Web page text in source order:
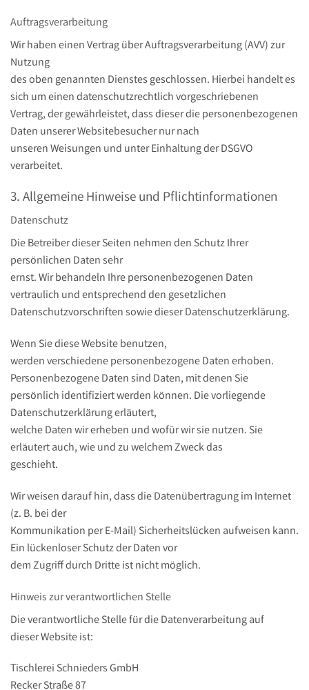
Auftragsverarbeitung
Wir haben einen Vertrag über Auftragsverarbeitung (AVV) zur
Nutzung
des oben genannten Dienstes geschlossen. Hierbei handelt es
sich um einen datenschutzrechtlich vorgeschriebenen
Vertrag, der gewährleistet, dass dieser die personenbezogenen
Daten unserer Websitebesucher nur nach
unseren Weisungen und unter Einhaltung der DSGVO
verarbeitet.
3. Allgemeine Hinweise und Pflicht­informationen
Datenschutz
Die Betreiber dieser Seiten nehmen den Schutz Ihrer
persönlichen Daten sehr
ernst. Wir behandeln Ihre personenbezogenen Daten
vertraulich und entsprechend den gesetzlichen
Datenschutzvorschriften sowie dieser Datenschutzerklärung.
Wenn Sie diese Website benutzen,
werden verschiedene personenbezogene Daten erhoben.
Personenbezogene Daten sind Daten, mit denen Sie
persönlich identifiziert werden können. Die vorliegende
Datenschutzerklärung erläutert,
welche Daten wir erheben und wofür wir sie nutzen. Sie
erläutert auch, wie und zu welchem Zweck das
geschieht.
Wir weisen darauf hin, dass die Datenübertragung im Internet
(z. B. bei der
Kommunikation per E-Mail) Sicherheitslücken aufweisen kann.
Ein lückenloser Schutz der Daten vor
dem Zugriff durch Dritte ist nicht möglich.
Hinweis zur verantwortlichen Stelle
Die verantwortliche Stelle für die Datenverarbeitung auf
dieser Website ist:
Tischlerei Schnieders GmbH
Recker Straße 87